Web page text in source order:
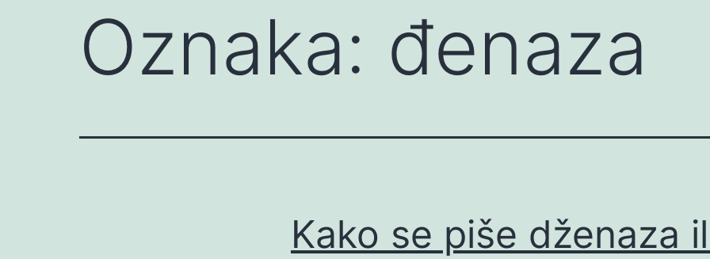
Oznaka: đenaza
Kako se piše dženaza